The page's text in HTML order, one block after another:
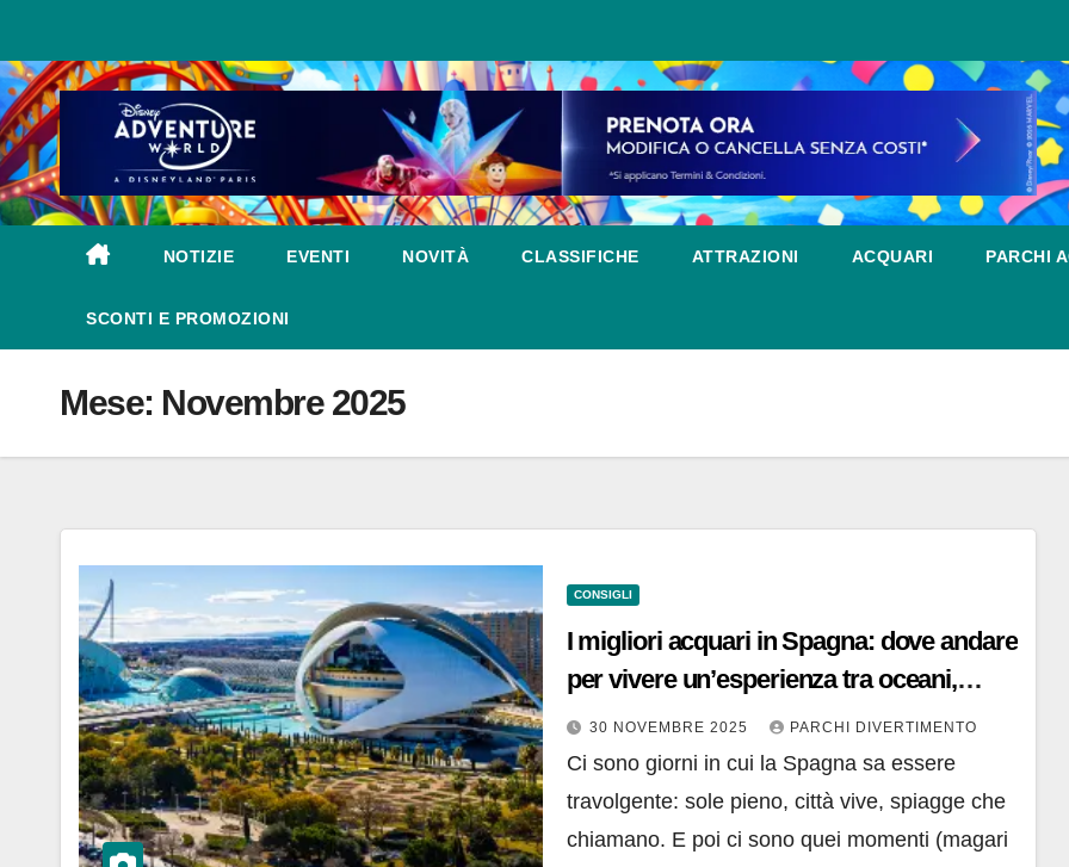
al
contenuto
NOTIZIE EVENTI NOVITÀ CLASSIFICHE ATTRAZIONI ACQUARI PARCHI
SCONTI E PROMOZIONI
Mese: Novembre 2025
CONSIGLI
I migliori acquari in Spagna: dove andare
per vivere un’esperienza tra oceani,
squali e tunnel sottomarini
30 NOVEMBRE 2025 PARCHI DIVERTIMENTO
Ci sono giorni in cui la Spagna sa essere
travolgente: sole pieno, città vive, spiagge che
chiamano. E poi ci sono quei momenti (magari